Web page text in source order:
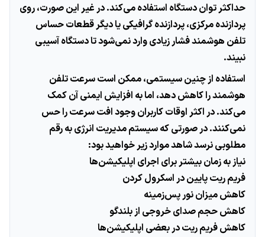
حداکثر توان دستگاه استفاده می‌کند. در غیر این صورت، روی
پردازنده مرکزی، پردازنده گرافیکی یا دیگر قطعات حساس
تلفن هوشمند فشار زیادی وارد نمی‌شود تا دستگاه آسیبی
نبیند.
استفاده از چنین سیستمی، ممکن است سرعت تلفن
هوشمند را کاهش دهد، اما به افزایش ایمنی آن کمک
می‌کند. در اکثر اوقات کاربران وجود افت سرعت را حس
نمی‌کنند. در صورتی که سیستم مدیریت انرژی به رقم
مطلوبی نرسد شاهد موارد زیر خواهید بود:
نیاز به زمان بیشتر برای اجرای اپلیکیشن‌ها
فریم ریت پایین در اسکرول کردن
کاهش میزان نور پس‌زمینه
کاهش حجم صدای خروجی از بلندگو
کاهش فریم ریت در بعضی اپلیکیشن‌ها